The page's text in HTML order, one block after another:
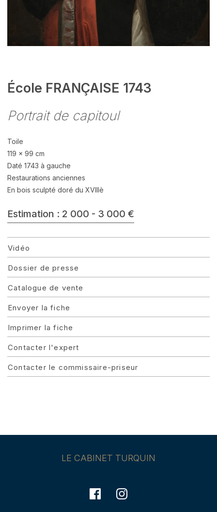
École FRANÇAISE 1743
Portrait de capitoul
Toile
119 x 99 cm
Daté 1743 à gauche
Restaurations anciennes
En bois sculpté doré du XVIIIè
Estimation : 2 000 - 3 000 €
Vidéo
Dossier de presse
Catalogue de vente
Envoyer la fiche
Imprimer la fiche
Contacter l'expert
Contacter le commissaire-priseur
LE CABINET TURQUIN